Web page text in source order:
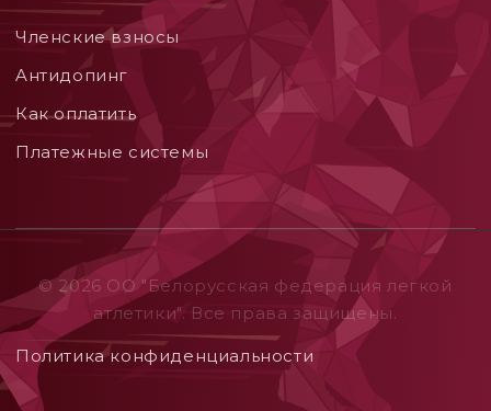
Членские взносы
Aнтидопинг
Как оплатить
Платежные системы
© 2026 ОO "Белорусская федерация легкой
атлетики". Все права защищены.
Политика конфиденциальности